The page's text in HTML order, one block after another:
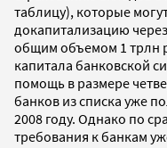
таблицу), которые
докапитализацию
общим объемом 1 трлн
капитала банковской
помощь в размере
банков из списка уже
2008 году. Однако по
требования к банкам